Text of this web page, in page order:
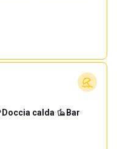
Doccia calda· Bar·